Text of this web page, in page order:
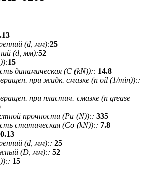
(d, мм):25
(d, мм):52
15
динамическая (C (kN)):: 14.8
при жидк. смазке (n oil (1/min))::
при пластич. смазке (n grease
прочности (Pu (N)):: 335
статическая (Co (kN)):: 7.8
0.13
(d, мм):: 25
(D, мм):: 52
15